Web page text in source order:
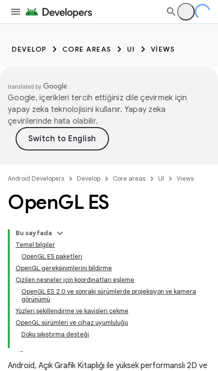
DEVELOP CORE AREAS UI VIEWS
Google, içerikleri tercih ettiğiniz dile çevirmek için
yapay zeka teknolojisini kullanır. Yapay zeka
çevirilerinde hata olabilir.
Android Developers Develop Core areas UI Views
OpenGL ES
Bu sayfada
Temel bilgiler
OpenGL ES paketleri
OpenGL gereksinimlerini bildirme
Çizilen nesneler için koordinatları eşleme
OpenGL ES 2.0 ve sonraki sürümlerde projeksiyon ve kamera
görünümü
Yüzleri şekillendirme ve kavisleri çekme
OpenGL sürümleri ve cihaz uyumluluğu
Doku sıkıştırma desteği
Android, Açık Grafik Kitaplığı ile yüksek performanslı 2D ve